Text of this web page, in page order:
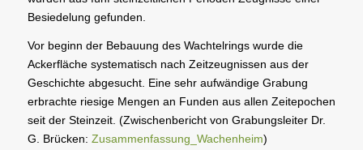
Besiedelung gefunden.
Vor beginn der Bebauung des Wachtelrings wurde die
Ackerfläche systematisch nach Zeitzeugnissen aus der
Geschichte abgesucht. Eine sehr aufwändige Grabung
erbrachte riesige Mengen an Funden aus allen Zeitepochen
seit der Steinzeit. (Zwischenbericht von Grabungsleiter Dr.
G. Brücken: Zusammenfassung_Wachenheim)